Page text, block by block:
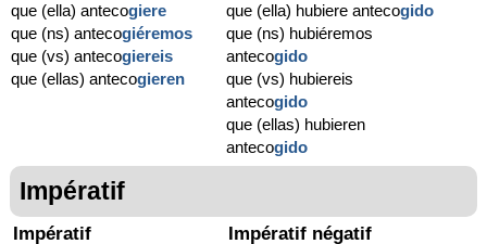
que (ella) antecogiere
que (ns) antecogiéremos
que (vs) antecogiereis
que (ellas) antecogieren
que (ella) hubiere antecogido
que (ns) hubiéremos
antecogido
que (vs) hubiereis
antecogido
que (ellas) hubieren
antecogido
Impératif
Impératif Impératif négatif